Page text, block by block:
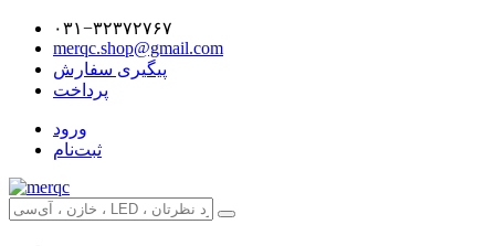
۰۳۱−۳۲۳۷۲۷۶۷
merqc.shop@gmail.com
پیگیری سفارش
پرداخت
ورود
ثبت‌نام